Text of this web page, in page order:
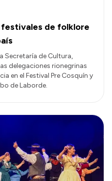
festivales de folklore
Secretaría de Cultura,
delegaciones rionegrinas
en el Festival Pre Cosquín y
de Laborde.